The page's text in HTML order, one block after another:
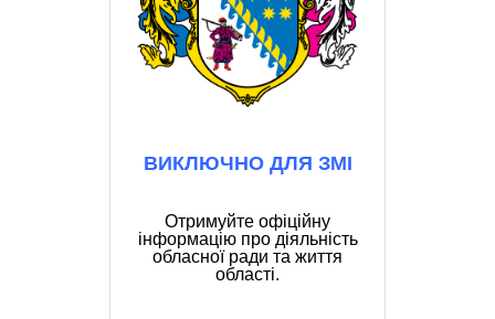
ВИКЛЮЧНО ДЛЯ ЗМІ
Отримуйте офіційну
інформацію про діяльність
обласної ради та життя
області.